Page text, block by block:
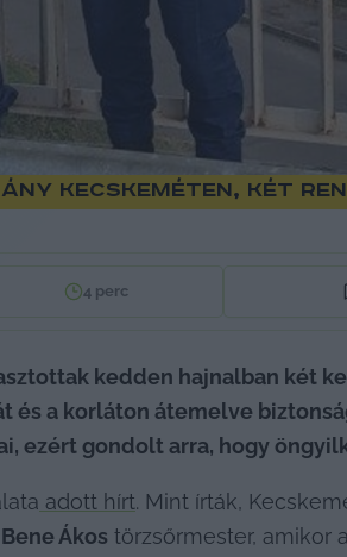
Kecskeméten, két
4perc
kedden hajnalban két
a korláton átemelve
ezért gondolt arra, hogy
adott hírt. Mint írták,
Bene Ákos törzsőrmester, amikor